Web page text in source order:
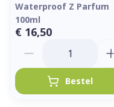
Waterproof Z Parfum
100ml
€ 16,50
Bestel